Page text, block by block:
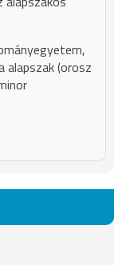
alapszak (orosz